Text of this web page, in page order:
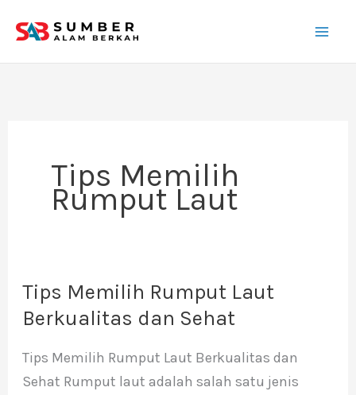
konten
Tips Memilih
Rumput Laut
Tips Memilih Rumput Laut
Berkualitas dan Sehat
Tips Memilih Rumput Laut Berkualitas dan
Sehat Rumput laut adalah salah satu jenis
Tips
Memilih
Laut
Berkualitas